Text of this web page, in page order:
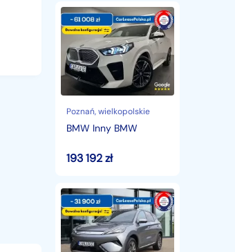
BMW
Inny
BMW
Poznań, wielkopolskie
BMW Inny BMW
193 192zł
Inna
Inny
Oferta